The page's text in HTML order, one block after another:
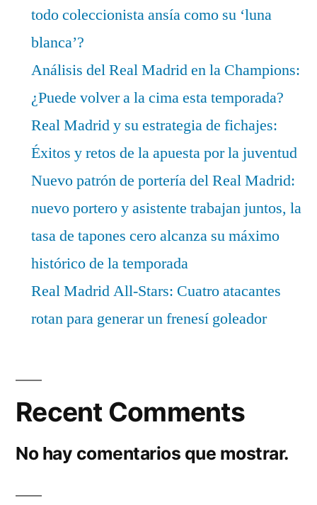
todo coleccionista ansía como su ‘luna
blanca’?
Análisis del Real Madrid en la Champions:
¿Puede volver a la cima esta temporada?
Real Madrid y su estrategia de fichajes:
Éxitos y retos de la apuesta por la juventud
Nuevo patrón de portería del Real Madrid:
nuevo portero y asistente trabajan juntos, la
tasa de tapones cero alcanza su máximo
histórico de la temporada
Real Madrid All-Stars: Cuatro atacantes
rotan para generar un frenesí goleador
Recent Comments
No hay comentarios que mostrar.